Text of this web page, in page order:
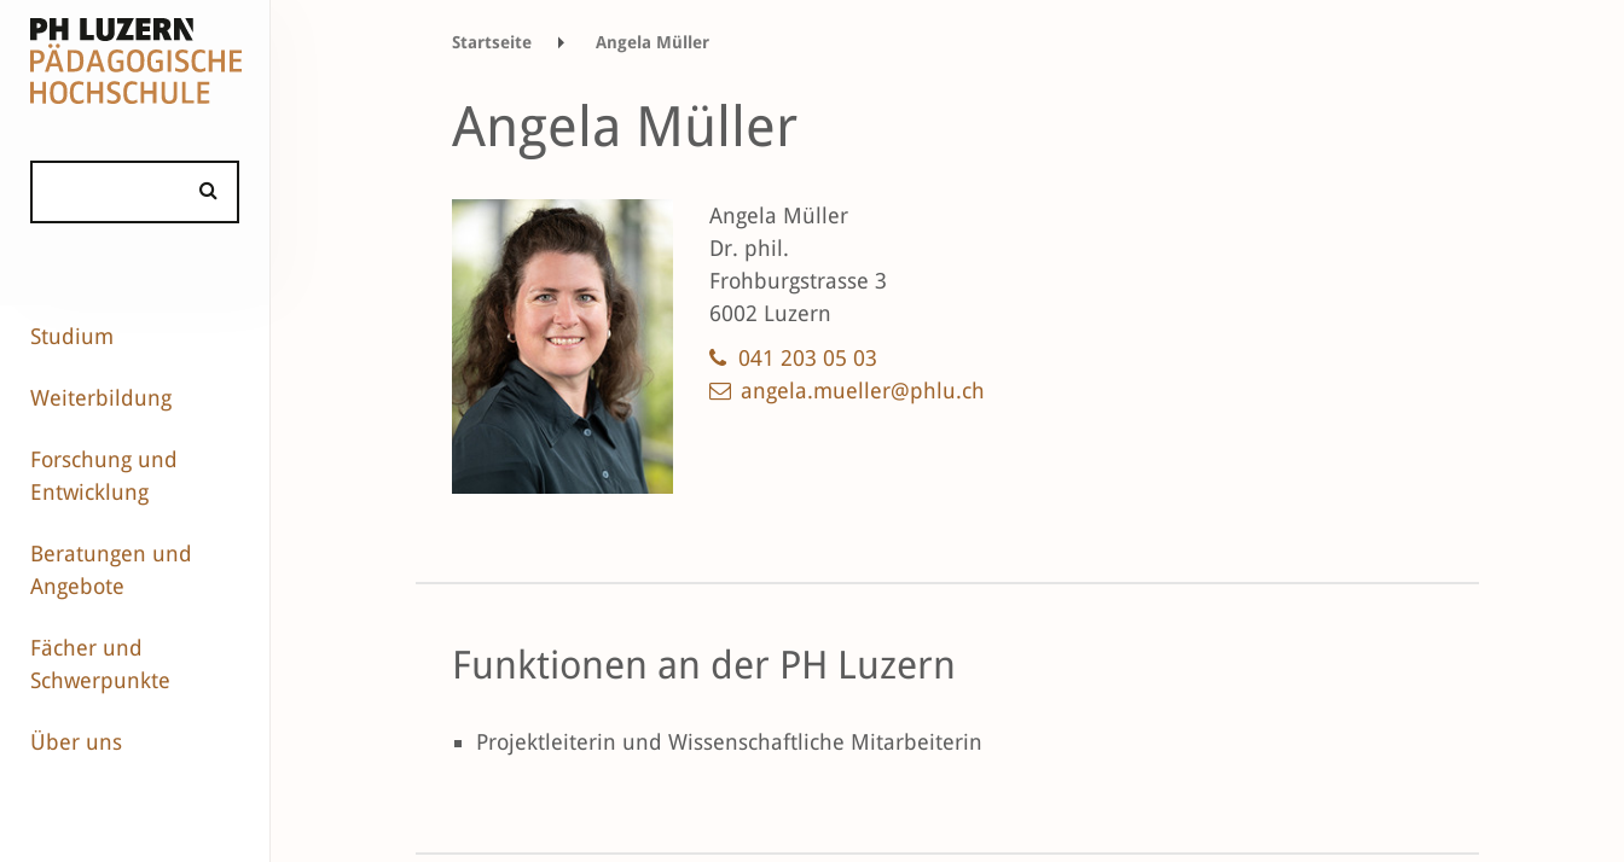
Studium
Weiterbildung
Forschung und
Entwicklung
Beratungen und
Angebote
Fächer und
Schwerpunkte
Über uns
Startseite Angela Müller
Angela Müller
Angela Müller
Dr. phil.
Frohburgstrasse 3
6002 Luzern
041 203 05 03
angela.mueller@phlu.ch
Funktionen an der PH Luzern
Projektleiterin und Wissenschaftliche Mitarbeiterin